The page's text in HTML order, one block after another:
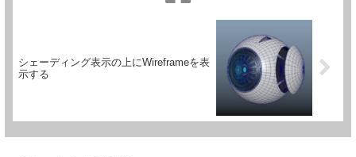
シェーディング表示の上にWireframeを表
示する